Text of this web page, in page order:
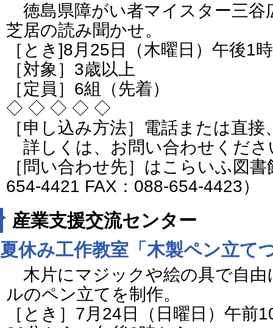
徳島県障がい者マイスター三谷
芝居の読み聞かせ。
［とき]8月25日（木曜日）午後1
［対象］3歳以上
［定員］6組（先着）
◇ ◇ ◇ ◇ ◇
［申し込み方法］電話または直
詳しくは、お問い合わせくださ
［問い合わせ先］はこらいふ図
654-4421 FAX：088-654-4423）
産業支援交流センター
夏休み工作教室「木製ペン立て
木片にマジックや絵の具で自由
ルのペン立てを制作。
［とき］7月24日（日曜日）午前